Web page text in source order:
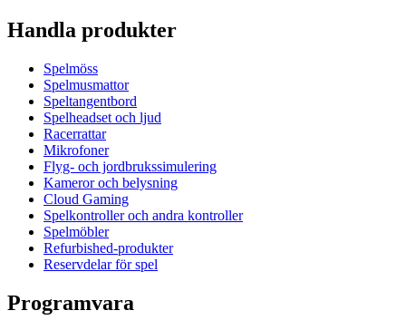
Handla produkter
Spelmöss
Spelmusmattor
Speltangentbord
Spelheadset och ljud
Racerrattar
Mikrofoner
Flyg- och jordbrukssimulering
Kameror och belysning
Cloud Gaming
Spelkontroller och andra kontroller
Spelmöbler
Refurbished-produkter
Reservdelar för spel
Programvara